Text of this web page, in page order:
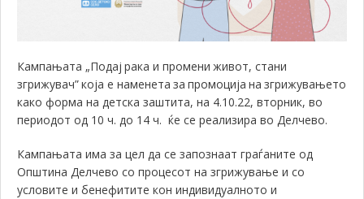
Кампањата „Подај рака и промени живот, стани
згрижувач”која е наменета за промоција на згрижувањето
како форма на детска заштита, на 4.10.22, вторник, во
периодот од 10 ч. до 14 ч. ќе се реализира во Делчево.
Кампањата има за цел да се запознаат граѓаните од
Општина Делчево со процесот на згрижување и со
условите и бенефитите кон индивидуалното и